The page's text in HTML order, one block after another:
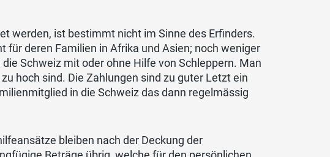
werden, ist bestimmt nicht im Sinne des Erfinders.
für deren Familien in Afrika und Asien; noch weniger
Schweiz mit oder ohne Hilfe von Schleppern. Man
hoch sind. Die Zahlungen sind zu guter Letzt ein
in die Schweiz das dann regelmässig
bleiben nach der Deckung der